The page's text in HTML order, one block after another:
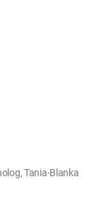
Tania-Blanka